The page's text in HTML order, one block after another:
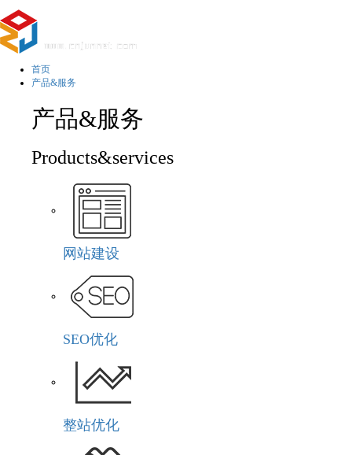
首页
产品&服务
产品&服务
Products&services
网站建设
SEO优化
整站优化